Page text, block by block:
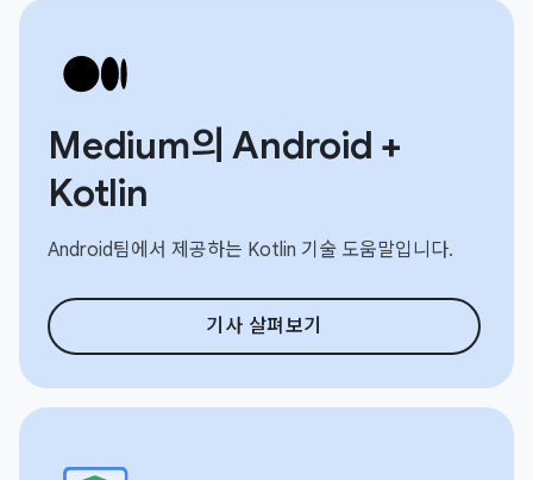
Medium의 Android +
Kotlin
Android팀에서 제공하는 Kotlin 기술 도움말입니다.
기사 살펴보기